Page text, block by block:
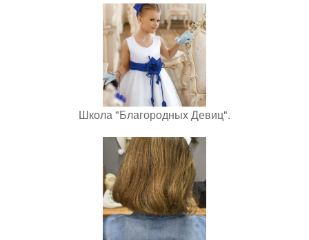
Школа "Благородных Девиц".